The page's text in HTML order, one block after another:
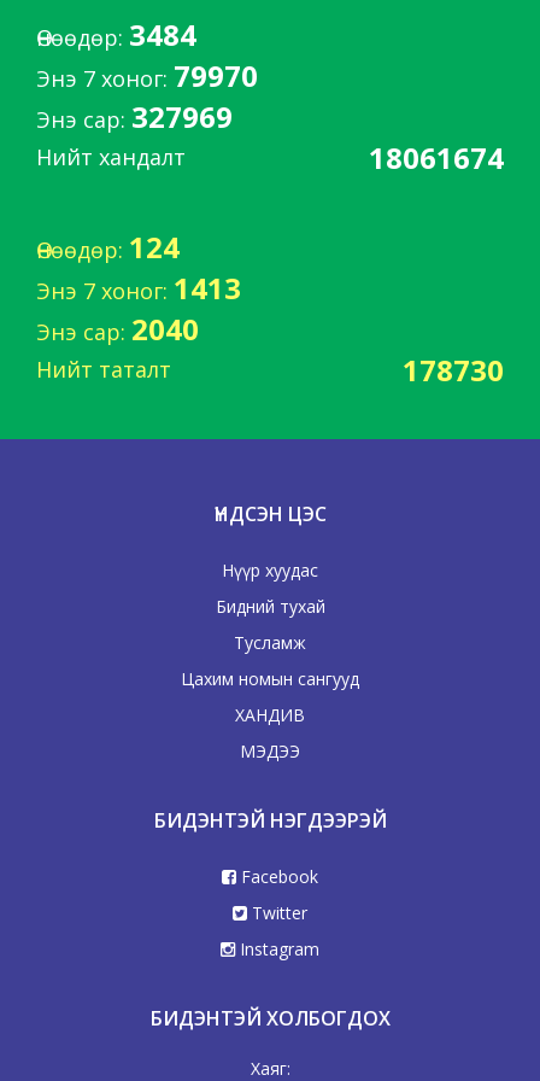
Өнөөдөр: 3484
Энэ 7 хоног: 79970
Энэ сар: 327969
Нийт хандалт 18061674
Өнөөдөр: 124
Энэ 7 хоног: 1413
Энэ сар: 2040
Нийт таталт 178730
ҮНДСЭН ЦЭС
Нүүр хуудас
Бидний тухай
Тусламж
Цахим номын сангууд
ХАНДИВ
МЭДЭЭ
БИДЭНТЭЙ НЭГДЭЭРЭЙ
Facebook
Twitter
Instagram
БИДЭНТЭЙ ХОЛБОГДОХ
Хаяг: